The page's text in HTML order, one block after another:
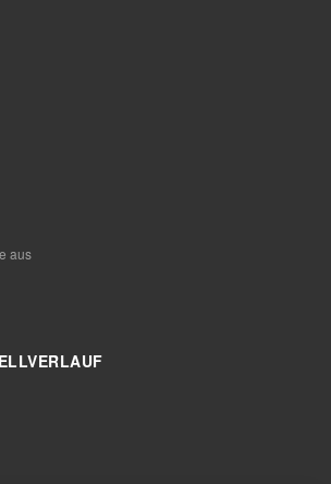
aus